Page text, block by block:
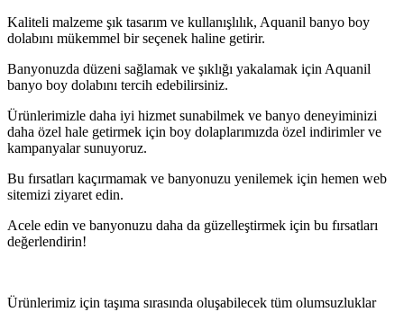
Kaliteli malzeme şık tasarım ve kullanışlılık, Aquanil banyo boy
dolabını mükemmel bir seçenek haline getirir.
Banyonuzda düzeni sağlamak ve şıklığı yakalamak için Aquanil
banyo boy dolabını tercih edebilirsiniz.
Ürünlerimizle daha iyi hizmet sunabilmek ve banyo deneyiminizi
daha özel hale getirmek için boy dolaplarımızda özel indirimler ve
kampanyalar sunuyoruz.
Bu fırsatları kaçırmamak ve banyonuzu yenilemek için hemen web
sitemizi ziyaret edin.
Acele edin ve banyonuzu daha da güzelleştirmek için bu fırsatları
değerlendirin!
Ürünlerimiz için taşıma sırasında oluşabilecek tüm olumsuzluklar